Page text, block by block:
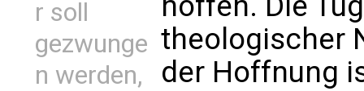
r soll
gezwunge
n werden,
theologischer
der Hoffnung